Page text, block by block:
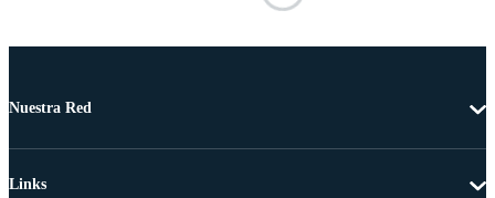
Nuestra Red
Links